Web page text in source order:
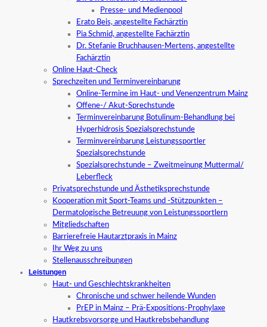
Presse- und Medienpool
Erato Beis, angestellte Fachärztin
Pia Schmid, angestellte Fachärztin
Dr. Stefanie Bruchhausen-Mertens, angestellte
Fachärztin
Online Haut-Check
Sprechzeiten und Terminvereinbarung
Online-Termine im Haut- und Venenzentrum Mainz
Offene-/ Akut-Sprechstunde
Terminvereinbarung Botulinum-Behandlung bei
Hyperhidrosis Spezialsprechstunde
Terminvereinbarung Leistungssportler
Spezialsprechstunde
Spezialsprechstunde – Zweitmeinung Muttermal/
Leberfleck
Privatsprechstunde und Ästhetiksprechstunde
Kooperation mit Sport-Teams und -Stützpunkten –
Dermatologische Betreuung von Leistungssportlern
Mitgliedschaften
Barrierefreie Hautarztpraxis in Mainz
Ihr Weg zu uns
Stellenausschreibungen
Leistungen
Haut- und Geschlechtskrankheiten
Chronische und schwer heilende Wunden
PrEP in Mainz – Prä-Expositions-Prophylaxe
Hautkrebsvorsorge und Hautkrebsbehandlung